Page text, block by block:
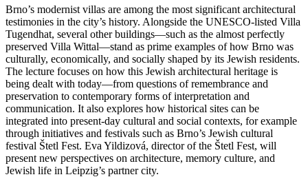
Brno’s modernist villas are among the most significant architectural
testimonies in the city’s history. Alongside the UNESCO-listed Villa
Tugendhat, several other buildings—such as the almost perfectly
preserved Villa Wittal—stand as prime examples of how Brno was
culturally, economically, and socially shaped by its Jewish residents.
The lecture focuses on how this Jewish architectural heritage is
being dealt with today—from questions of remembrance and
preservation to contemporary forms of interpretation and
communication. It also explores how historical sites can be
integrated into present-day cultural and social contexts, for example
through initiatives and festivals such as Brno’s Jewish cultural
festival Štetl Fest. Eva Yildizová, director of the Štetl Fest, will
present new perspectives on architecture, memory culture, and
Jewish life in Leipzig’s partner city.